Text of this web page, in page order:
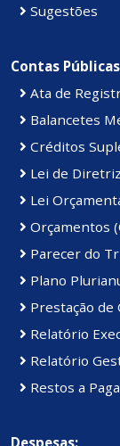
Sugestões
Contas
Ata de
Balancetes
Créditos
Lei de
Lei
Orçamentos
Parecer do
Plano
Prestação de
Relatório
Relatório
Restos a
Despesas: